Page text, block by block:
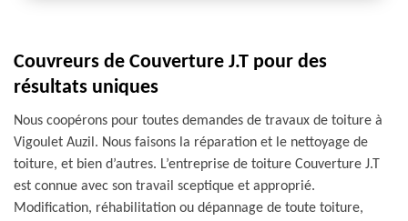
Couvreurs de Couverture J.T pour des
résultats uniques
Nous coopérons pour toutes demandes de travaux de toiture à
Vigoulet Auzil. Nous faisons la réparation et le nettoyage de
toiture, et bien d’autres. L’entreprise de toiture Couverture J.T
est connue avec son travail sceptique et approprié.
Modification, réhabilitation ou dépannage de toute toiture,